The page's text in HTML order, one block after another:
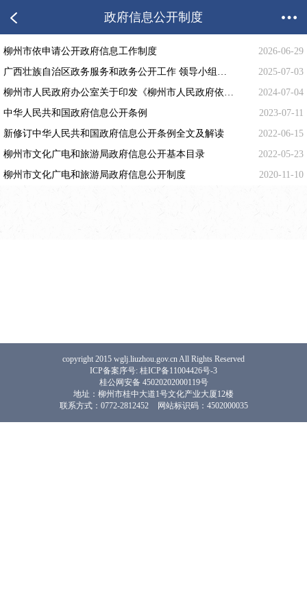
政府信息公开制度
柳州市依申请公开政府信息工作制度
2026-06-29
广西壮族自治区政务服务和政务公开工作 领导小组关于印发广西壮族自治区 政府信息公开相关制度的通知 （桂政务发〔2021〕3号）
2025-07-03
柳州市人民政府办公室关于印发《柳州市人民政府依申请公开政府信息办理工作规程》的通知
2024-07-04
中华人民共和国政府信息公开条例
2023-07-11
新修订中华人民共和国政府信息公开条例全文及解读
2022-06-15
柳州市文化广电和旅游局政府信息公开基本目录
2022-05-23
柳州市文化广电和旅游局政府信息公开制度
2020-11-10
copyright 2015 wglj.liuzhou.gov.cn All Rights Reserved
ICP备案序号: 桂ICP备11004426号-3
桂公网安备 45020202000119号
地址：柳州市桂中大道1号文化产业大厦12楼
联系方式：0772-2812452
网站标识码：4502000035